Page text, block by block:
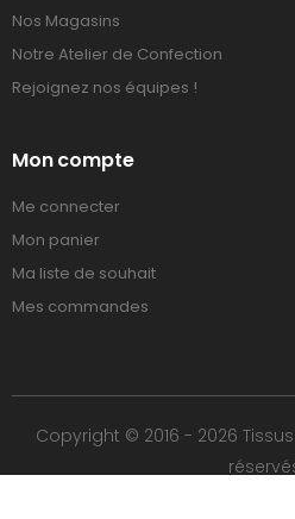
Nos Magasins
Notre Atelier de Confection
Rejoignez nos équipes !
Mon compte
Me connecter
Mon panier
Ma liste de souhait
Mes commandes
Copyright © 2016 - 2026